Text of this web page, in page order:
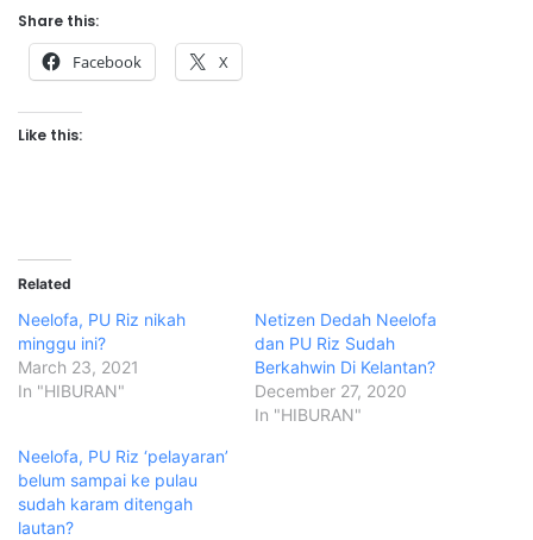
Share this:
Facebook X
Like this:
Related
Neelofa, PU Riz nikah
minggu ini?
March 23, 2021
In "HIBURAN"
Netizen Dedah Neelofa
dan PU Riz Sudah
Berkahwin Di Kelantan?
December 27, 2020
In "HIBURAN"
Neelofa, PU Riz ‘pelayaran’
belum sampai ke pulau
sudah karam ditengah
lautan?